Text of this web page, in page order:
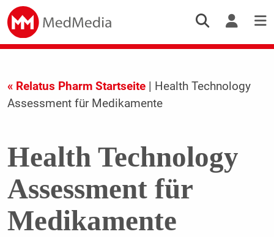
« Relatus Pharm Startseite| Health Technology
Assessment für Medikamente
Health Technology
Assessment für
Medikamente